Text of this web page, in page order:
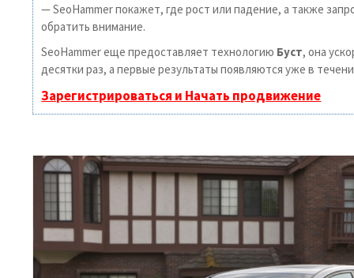
— SeoHammer покажет, где рост или падение, а также
обратить внимание.
SeoHammer еще предоставляет технологию Буст, она
десятки раз, а первые результаты появляются уже в
Зарегистрироваться и Начать продвижение